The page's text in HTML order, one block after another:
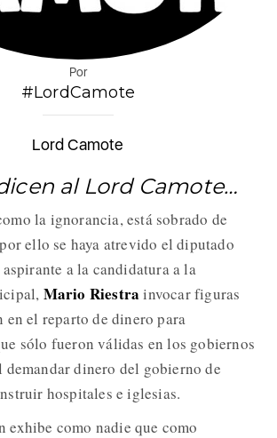
Por
#LordCamote
Lord Camote
al Lord Camote…
la ignorancia, está sobrado de
ello se haya atrevido el diputado
a la candidatura a la
Mario Riestra invocar figuras
en el reparto de dinero para
sólo fueron válidas en los gobiernos
demandar dinero del gobierno de
hospitales e iglesias.
exhibe como nadie que como